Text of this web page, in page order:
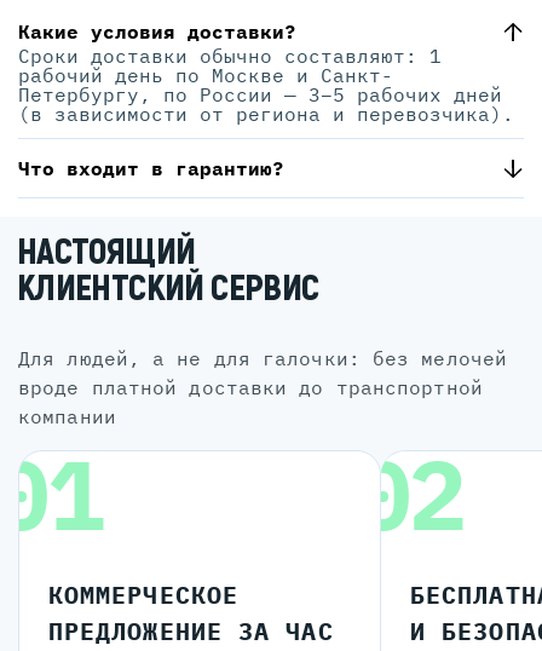
Какие условия доставки?
Сроки доставки обычно составляют: 1
рабочий день по Москве и Санкт-
Петербургу, по России — 3–5 рабочих дней
(в зависимости от региона и перевозчика).
Что входит в гарантию?
НАСТОЯЩИЙ
КЛИЕНТСКИЙ СЕРВИС
для людей, а не для галочки: без мелочей
вроде платной доставки до транспортной
компании
КОММЕРЧЕСКОЕ
ПРЕДЛОЖЕНИЕ ЗА ЧАС
02
И